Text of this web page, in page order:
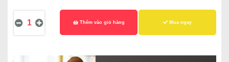
Thêm vào giỏ hàng Mua ngay